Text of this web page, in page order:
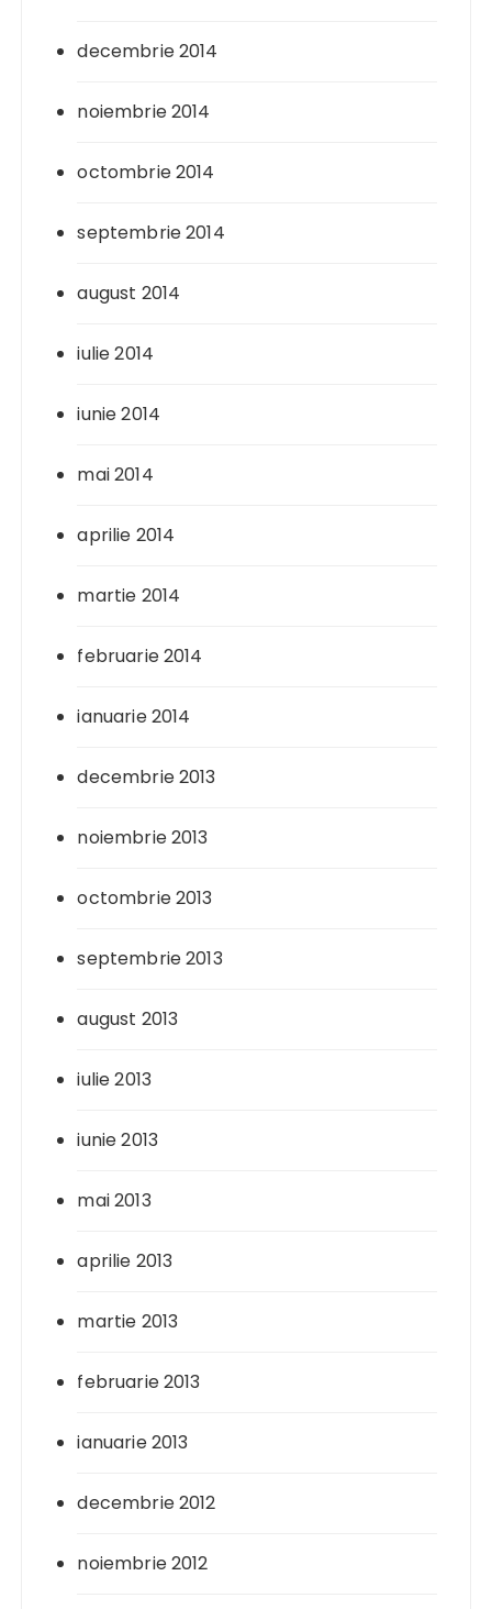
decembrie 2014
noiembrie 2014
octombrie 2014
septembrie 2014
august 2014
iulie 2014
iunie 2014
mai 2014
aprilie 2014
martie 2014
februarie 2014
ianuarie 2014
decembrie 2013
noiembrie 2013
octombrie 2013
septembrie 2013
august 2013
iulie 2013
iunie 2013
mai 2013
aprilie 2013
martie 2013
februarie 2013
ianuarie 2013
decembrie 2012
noiembrie 2012